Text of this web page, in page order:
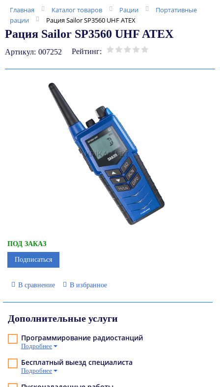
Главная Каталог товаров Рации
Портативные
рации
Рация Sailor SP3560 UHF ATEX
Рация Sailor SP3560 UHF ATEX
Артикул: 007252 Рейтинг:
ПОД ЗАКАЗ
Подписаться
В сравнение В избранное
Дополнительные услуги
Программирование радиостанций
Подробнее
Бесплатный выезд специалиста
Подробнее